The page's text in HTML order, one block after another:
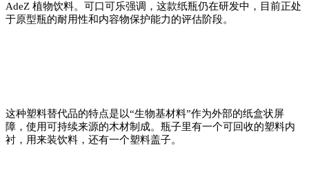
AdeZ 植物饮料。可口可乐强调，这款纸瓶仍在研发中，目前正处
于原型瓶的耐用性和内容物保护能力的评估阶段。
这种塑料替代品的特点是以“生物基材料”作为外部的纸盒状屏
障，使用可持续来源的木材制成。瓶子里有一个可回收的塑料内
衬，用来装饮料，还有一个塑料盖子。